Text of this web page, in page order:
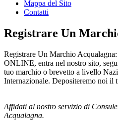
Mappa del Sito
Contatti
Registrare Un
Registrare Un Marchio
ONLINE, entra nel nostro sito,
tuo marchio o brevetto a livello
Internazionale. Depositeremo noi il
Affidati al nostro servizio di
Acqualagna.